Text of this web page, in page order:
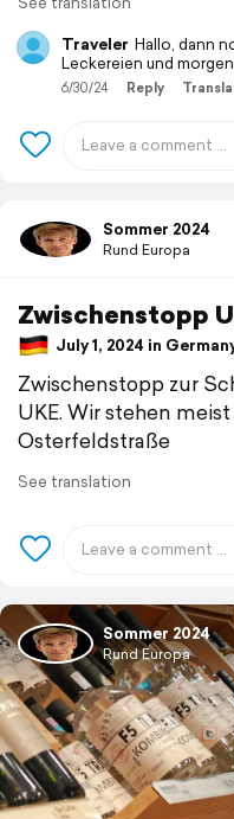
Traveler Hallo, dann
Leckereien und
6/30/24 Reply
Sommer 2024
Rund Europa
Zwischenstopp
July 1, 2024 in
Zwischenstopp zur
UKE. Wir stehen
Osterfeldstraße
See translation
Sommer 2024
Rund Europa